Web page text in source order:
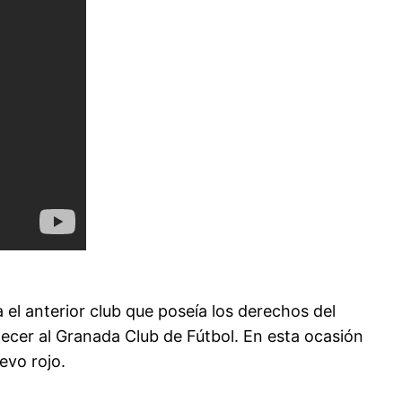
anterior club que poseía los derechos del
al Granada Club de Fútbol. En esta ocasión
rojo.